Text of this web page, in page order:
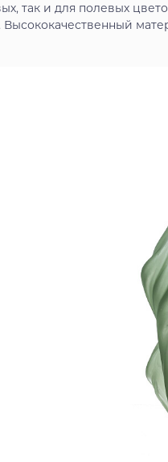
так и для полевых